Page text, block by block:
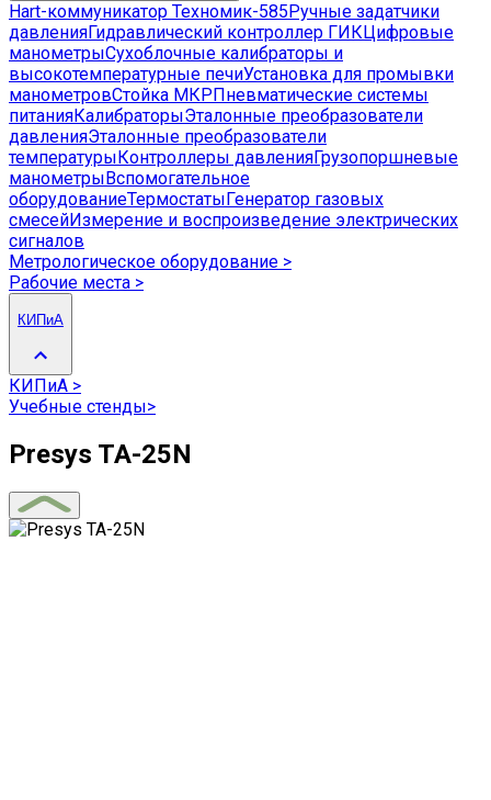
Hart-коммуникатор Техномик-585 Ручные задатчики
давленияГидравлический контроллер ГИКЦифровые
манометрыСухоблочные калибраторы и
высокотемпературные печиУстановка для промывки
манометровСтойка МКР Пневматические системы
питанияКалибраторыЭталонные преобразователи
давленияЭталонные преобразователи
температуры Контроллеры давленияГрузопоршневые
манометры Вспомогательное
оборудованиеТермостаты Генератор газовых
смесейИзмерение и воспроизведение электрических
сигналов
Метрологическое оборудование >
Рабочие места >
КИПиА
КИПиА >
Учебные стенды>
Presys TA-25N